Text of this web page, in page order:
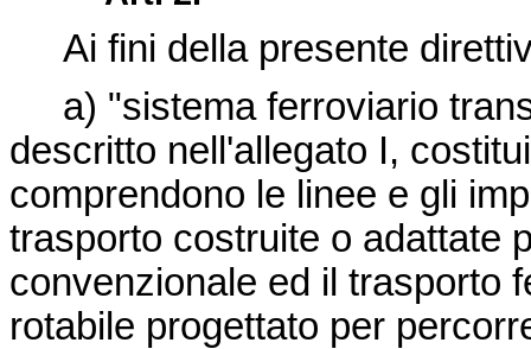
Ai fini della presente
a) "sistema ferroviario
descritto nell'allegato I,
comprendono le linee e gli
trasporto costruite o adattate
convenzionale ed il trasporto
rotabile progettato per